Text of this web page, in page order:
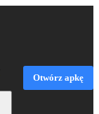
Otwórz apkę